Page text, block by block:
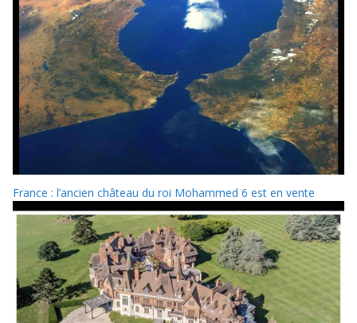
France : l’ancien château du roi Mohammed 6 est en vente